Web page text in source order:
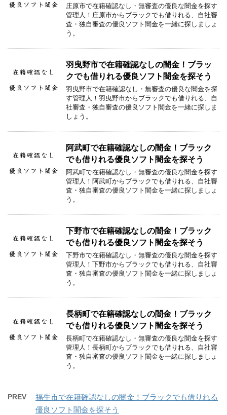
庄原市で在籍確認なし・無審査の優良な闇金を探す
管理人！庄原市からブラックでも借りれる、自社審
査・独自審査の優良ソフト闇金を一緒に探しましょ
う。
羽曳野市で在籍確認なしの闇金！ブラッ
クでも借りれる優良ソフト闇金を探そう
羽曳野市で在籍確認なし・無審査の優良な闇金を探
す管理人！羽曳野市からブラックでも借りれる、自
社審査・独自審査の優良ソフト闇金を一緒に探しま
しょう。
阿武町で在籍確認なしの闇金！ブラック
でも借りれる優良ソフト闇金を探そう
阿武町で在籍確認なし・無審査の優良な闇金を探す
管理人！阿武町からブラックでも借りれる、自社審
査・独自審査の優良ソフト闇金を一緒に探しましょ
う。
下野市で在籍確認なしの闇金！ブラック
でも借りれる優良ソフト闇金を探そう
下野市で在籍確認なし・無審査の優良な闇金を探す
管理人！下野市からブラックでも借りれる、自社審
査・独自審査の優良ソフト闇金を一緒に探しましょ
う。
長柄町で在籍確認なしの闇金！ブラック
でも借りれる優良ソフト闇金を探そう
長柄町で在籍確認なし・無審査の優良な闇金を探す
管理人！長柄町からブラックでも借りれる、自社審
査・独自審査の優良ソフト闇金を一緒に探しましょ
う。
PREV
福生市で在籍確認なしの闇金！ブラックでも借りれる
優良ソフト闇金を探そう